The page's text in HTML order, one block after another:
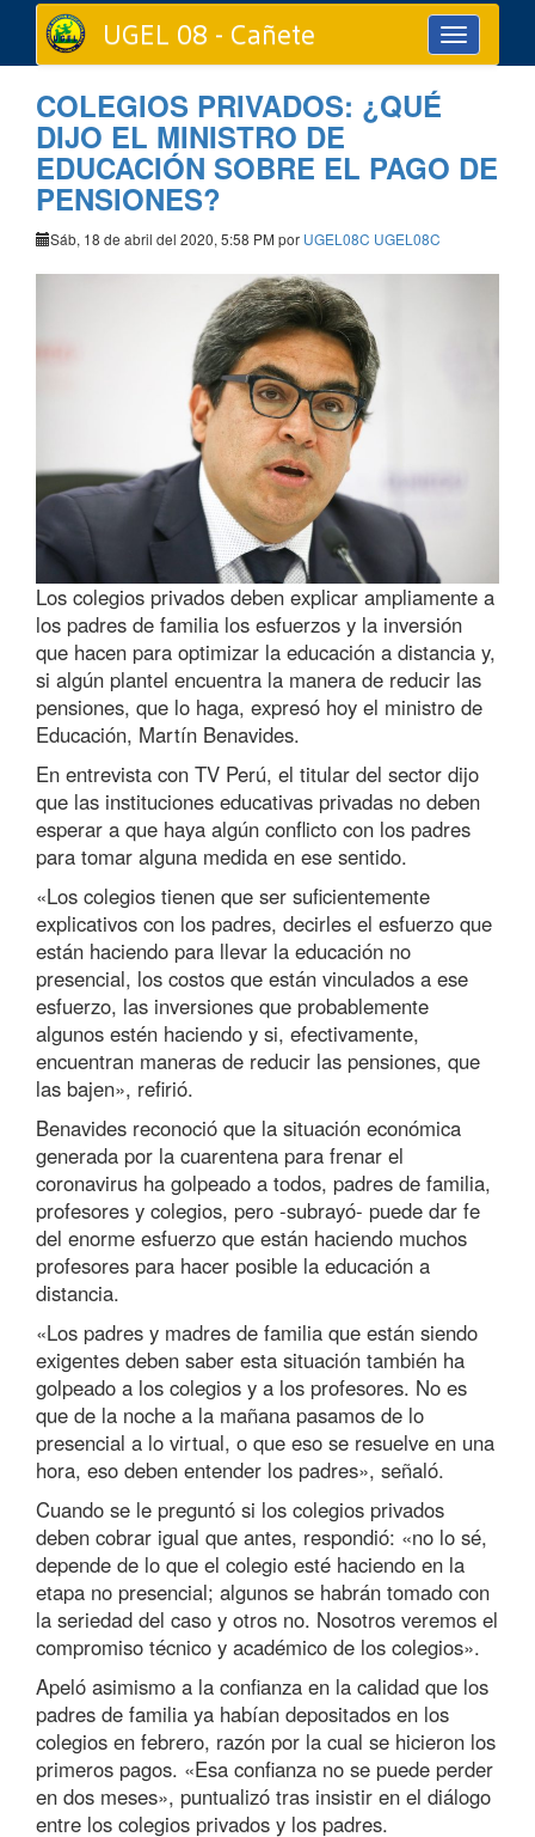
Toggle
navigation
UGEL 08 - Cañete
COLEGIOS PRIVADOS: ¿QUÉ
DIJO EL MINISTRO DE
EDUCACIÓN SOBRE EL PAGO DE
PENSIONES?
Sáb, 18 de abril del 2020, 5:58 PM por UGEL08C UGEL08C
Los colegios privados deben explicar ampliamente a
los padres de familia los esfuerzos y la inversión
que hacen para optimizar la educación a distancia y,
si algún plantel encuentra la manera de reducir las
pensiones, que lo haga, expresó hoy el ministro de
Educación, Martín Benavides.
En entrevista con TV Perú, el titular del sector dijo
que las instituciones educativas privadas no deben
esperar a que haya algún conflicto con los padres
para tomar alguna medida en ese sentido.
«Los colegios tienen que ser suficientemente
explicativos con los padres, decirles el esfuerzo que
están haciendo para llevar la educación no
presencial, los costos que están vinculados a ese
esfuerzo, las inversiones que probablemente
algunos estén haciendo y si, efectivamente,
encuentran maneras de reducir las pensiones, que
las bajen», refirió.
Benavides reconoció que la situación económica
generada por la cuarentena para frenar el
coronavirus ha golpeado a todos, padres de familia,
profesores y colegios, pero -subrayó- puede dar fe
del enorme esfuerzo que están haciendo muchos
profesores para hacer posible la educación a
distancia.
«Los padres y madres de familia que están siendo
exigentes deben saber esta situación también ha
golpeado a los colegios y a los profesores. No es
que de la noche a la mañana pasamos de lo
presencial a lo virtual, o que eso se resuelve en una
hora, eso deben entender los padres», señaló.
Cuando se le preguntó si los colegios privados
deben cobrar igual que antes, respondió: «no lo sé,
depende de lo que el colegio esté haciendo en la
etapa no presencial; algunos se habrán tomado con
la seriedad del caso y otros no. Nosotros veremos el
compromiso técnico y académico de los colegios».
Apeló asimismo a la confianza en la calidad que los
padres de familia ya habían depositados en los
colegios en febrero, razón por la cual se hicieron los
primeros pagos. «Esa confianza no se puede perder
en dos meses», puntualizó tras insistir en el diálogo
entre los colegios privados y los padres.